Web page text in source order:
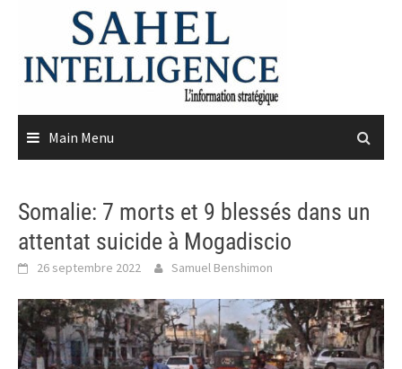
content
Main Menu
Somalie: 7 morts et 9 blessés dans un
attentat suicide à Mogadiscio
26 septembre 2022 Samuel Benshimon